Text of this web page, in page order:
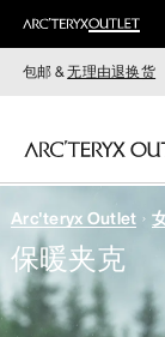
包邮 &无理由退换货
女装
男装
Arc'teryx Outlet
保暖夹克